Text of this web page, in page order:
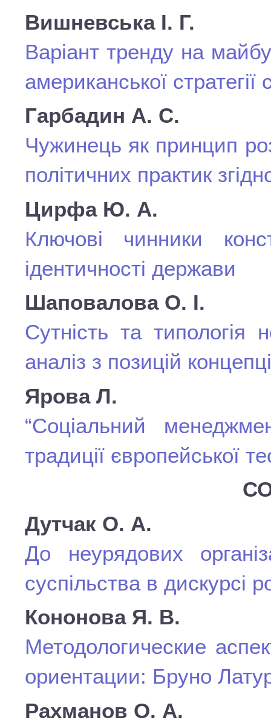
Вишневська І. Г.
Варіант тренду на
американської
Гарбадин А. С.
Чужинець як принцип
політичних практик
Цирфа Ю. А.
Ключові чинники
ідентичності держави
Шаповалова О. І.
Сутність та типологія
аналіз з позицій
Ярова Л.
“Соціальний
традиції європейської
Дутчак О. А.
До неурядових
суспільства в дискурсі
Кононова Я. В.
Методологические
ориентации: Бруно
Рахманов О. А.